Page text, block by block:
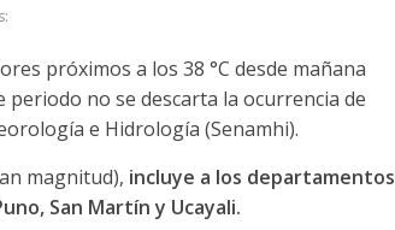
próximos a los 38 °C desde mañana
no se descarta la ocurrencia de
e Hidrología (Senamhi).
magnitud), incluye a los departamentos
San Martín y Ucayali.